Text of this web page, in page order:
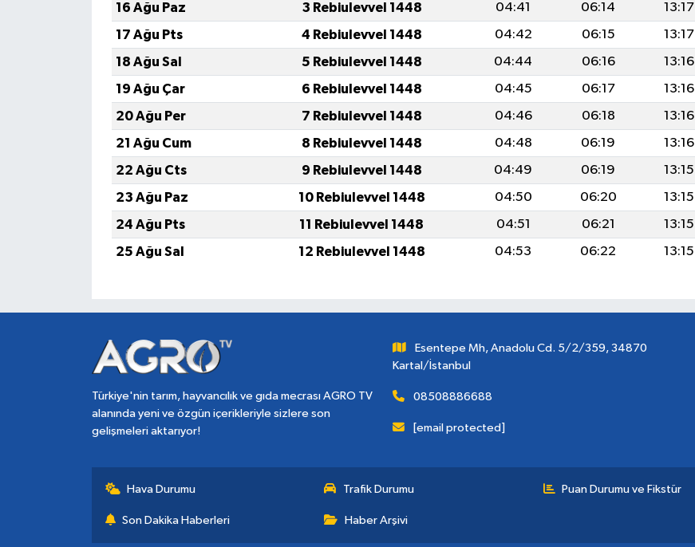
16 Ağu Paz
3 Rebiulevvel 1448 04:41 06:14 13:17
17 Ağu Pts
4 Rebiulevvel 1448 04:42 06:15 13:17
18 Ağu Sal
5 Rebiulevvel 1448 04:44 06:16 13:16
19 Ağu Çar
6 Rebiulevvel 1448 04:45 06:17 13:16
20 Ağu Per
7 Rebiulevvel 1448 04:46 06:18 13:16
21 Ağu Cum
8 Rebiulevvel 1448 04:48 06:19 13:16
22 Ağu Cts
9 Rebiulevvel 1448 04:49 06:19 13:15
23 Ağu Paz
10 Rebiulevvel 1448 04:50 06:20 13:15
24 Ağu Pts
11 Rebiulevvel 1448 04:51 06:21 13:15
25 Ağu Sal
12 Rebiulevvel 1448 04:53 06:22 13:15
Türkiye'nin tarım, hayvancılık ve gıda mecrası AGRO TV
alanında yeni ve özgün içerikleriyle sizlere son
gelişmeleri aktarıyor!
Esentepe Mh, Anadolu Cd. 5/2/359, 34870
Kartal/İstanbul
08508886688
[email protected]
Hava Durumu Trafik Durumu Puan Durumu ve Fikstür
Son Dakika Haberleri Haber Arşivi